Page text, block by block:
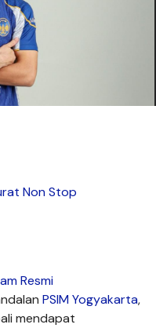
Non Stop
Resmi
PSIM Yogyakarta,
mendapat